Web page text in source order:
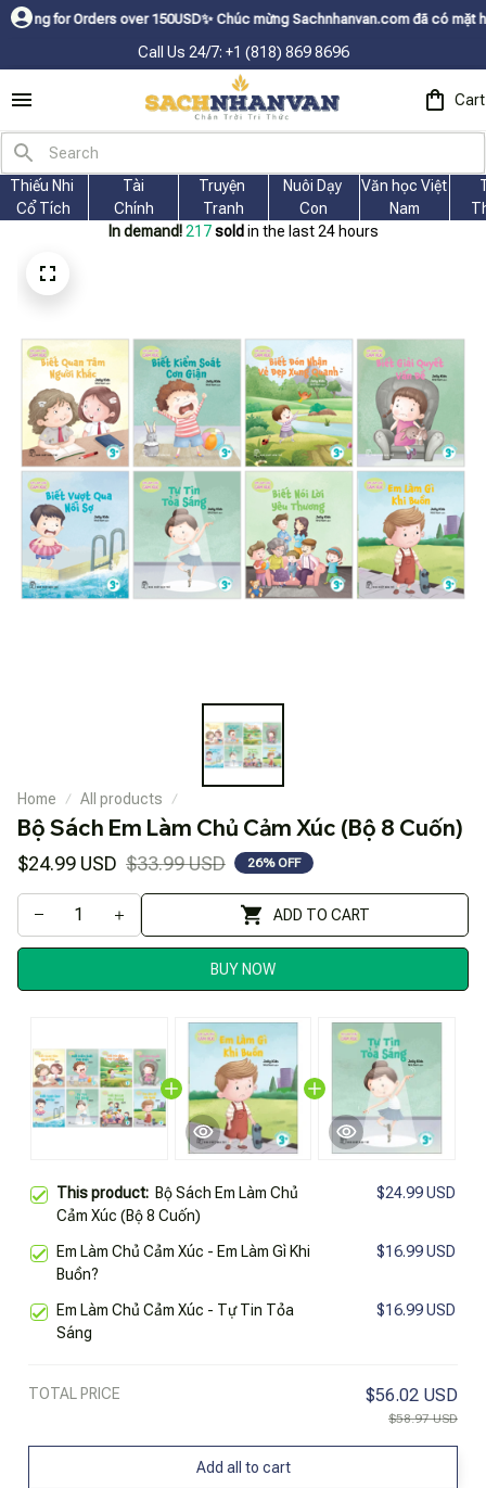
over 150USDㅤ✨Chúc mừng Sachnhanvan.com đã có mặt hơn 200
Call Us 24/7: +1 (818) 869 8696
Cart
Thiếu Nhi
Cổ Tích
Tài
Chính
Truyện
Tranh
Nuôi Dạy
Con
Văn học Việt
Nam
In demand! 219 sold in the last 24 hours
Home All products
Bộ Sách Em Làm Chủ Cảm Xúc (Bộ 8 Cuốn)
$24.99 USD $33.99 USD 26% OFF
ADD TO CART
BUY NOW
This product: Bộ Sách Em Làm Chủ
Cảm Xúc (Bộ 8 Cuốn)
$24.99 USD
Em Làm Chủ Cảm Xúc - Em Làm Gì Khi
Buồn?
$16.99 USD
Em Làm Chủ Cảm Xúc - Tự Tin Tỏa
Sáng
$16.99 USD
TOTAL PRICE $56.02 USD
$58.97 USD
Add all to cart